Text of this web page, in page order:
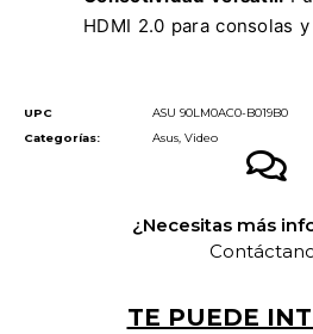
HDMI 2.0 para consolas y
UPC
ASU 90LM0AC0-B019B0
Categorías:
Asus, Video
¿Necesitas más
TE PUEDE